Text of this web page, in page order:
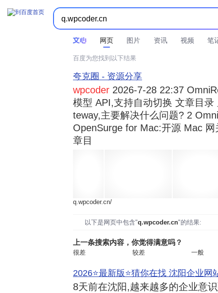
网页 图片 资讯 视频 笔
时间不限  所有网页和文件  站点内检索 
百度为您找到以下结果
夸克圈 - 资源分享
wpcoder 2026-7-28 22:37
模型 API,支持自动切换 文章目
teway,主要解决什么问题? 2
OpenSurge for Mac:开源 Mac
章目
q.wpcoder.cn/
以下是网页中包含"q.wpcoder.cn"的结果:
上一条搜索内容，你觉得满意吗？
很差 较差 一般
2026⭐️最新版⭐️猜你在找 沈阳企业网
8天前在沈阳,越来越多的企业意